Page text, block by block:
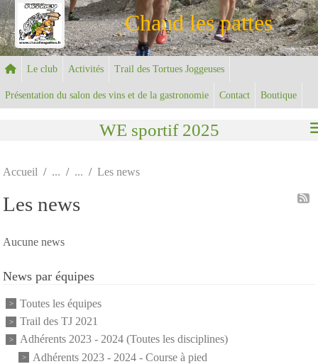
Chaud les pattes
Le club Activités Trail des Tortues Joggeuses
Présentation du salon des vins et de la gastronomie Contact Boutique
WE sportif 2025
Accueil Les news
Les news
Aucune news
News par équipes
Toutes les équipes
Trail des TJ 2021
Adhérents 2023 - 2024 (Toutes les disciplines)
Adhérents 2023 - 2024 - Course à pied
Panneau de gestion des cookies